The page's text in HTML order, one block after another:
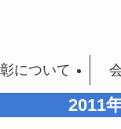
について
2011